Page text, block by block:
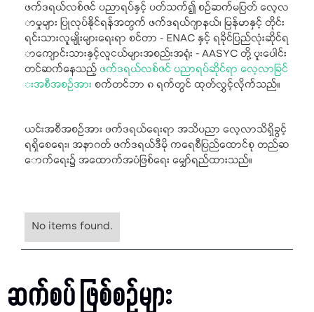
ဖက်ဒရယ်လစ်ဇင် ပညာရပ်နှင့် ပတ်သက်၍ စဉ်ဆက်မပြတ် လေ့လ
ာမှုများ ပြုလုပ်နိုင်ရန်အတွက် ဖက်ဒရယ်ဂျာနယ်၊ မြန်မာနှင့် တိုင်း
ရင်းသားလူမျိုးများရေးရာ စင်တာ - ENAC နှင့် ရခိုင်ပြည်လုံးဆိုင်ရ
ာကျောင်းသားနှင့်လူငယ်များအစည်းအရုံး - AASYC တို့ ပူးပေါင်း
တင်ဆက်နေသည့်ဖက်ဒရယ်လစ်ဇင် ပညာရပ်ဆိုင်ရာ လေ့လာခြင်
းအစီအစဉ်အား စက်တင်ဘာ ၈ ရက်တွင် ထုတ်လွှင့်လိုက်သည်။
ယင်းအစီအစဉ်အား ဖက်ဒရယ်ရေးရာ အသိပညာ လေ့လာသိရှိခွင့်
ရရှိစေရေး၊ အနာဂတ် ဖက်ဒရယ်ဒီမို ကရေစီပြည်ထောင်စု တည်ဆ
ောက်ရေး၌ အထောက်အပံဖြစ်ရေး မျှော်ရည်ထားသည်။
No items found.
ဆက်စပ် ဖြစ်စဉ်များ